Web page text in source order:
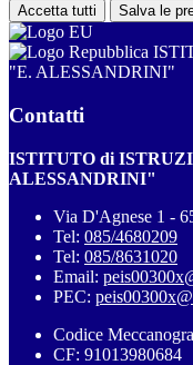
Accetta tutti Salva le
"E. ALESSANDRINI"
Contatti
ISTITUTO di
ALESSANDRINI"
Via D'Agnese 1 -
Tel: 085/4680209
Tel: 085/8631020
Email:
PEC:
Codice
CF: 91013980684